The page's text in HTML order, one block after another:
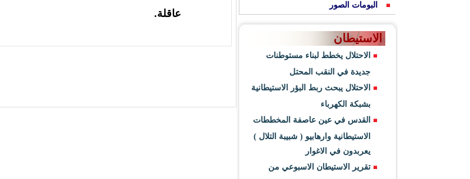
البومات الصور
الاستيطان
الاحتلال يخطط لبناء مستوطنات
جديدة في النقب المحتل
الاحتلال يبحث ربط البؤر الاستيطانية
بشبكة الكهرباء
القدس في عين عاصفة المخططات
الاستيطانية وارهابيو ( شبيبة التلال )
يعربدون في الاغوار
تقرير الاستيطان الاسبوعي من
عاقلة.